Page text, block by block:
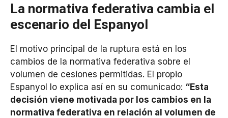
La normativa federativa cambia el
escenario del Espanyol
El motivo principal de la ruptura está en los
cambios de la normativa federativa sobre el
volumen de cesiones permitidas. El propio
Espanyol lo explica así en su comunicado: “Esta
decisión viene motivada por los cambios en la
normativa federativa en relación al volumen de